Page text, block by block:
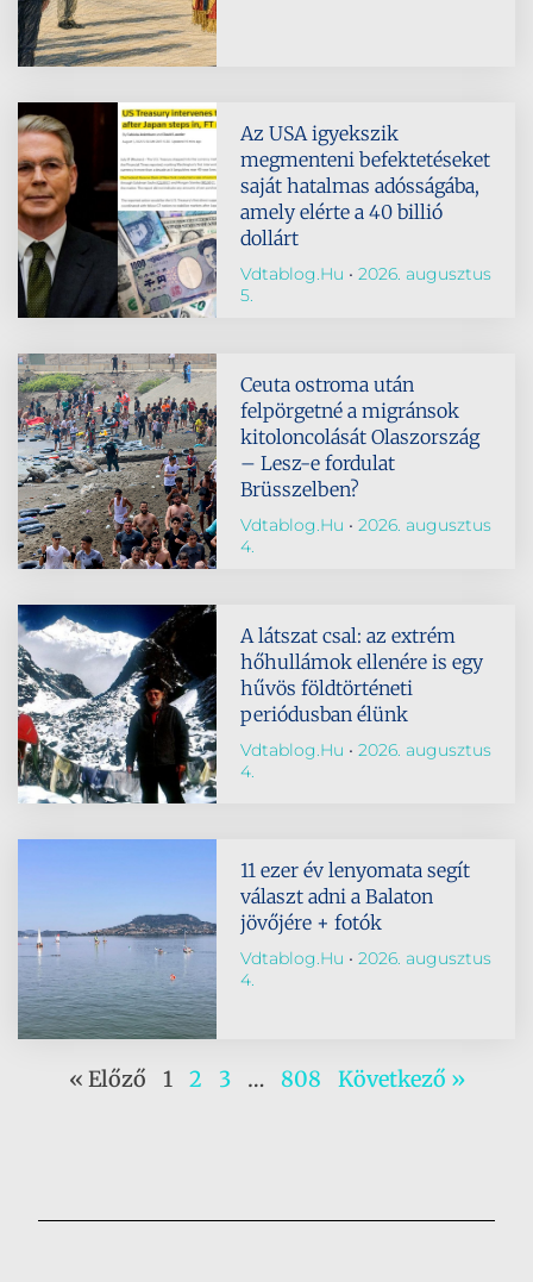
Az USA igyekszik
megmenteni befektetéseket
saját hatalmas adósságába,
amely elérte a 40 billió
dollárt
Vdtablog.hu
2026. augusztus
5.
Ceuta ostroma után
felpörgetné a migránsok
kitoloncolását Olaszország
– Lesz-e fordulat
Brüsszelben?
Vdtablog.hu
2026. augusztus
4.
A látszat csal: az extrém
hőhullámok ellenére is egy
hűvös földtörténeti
periódusban élünk
Vdtablog.hu
2026. augusztus
4.
11 ezer év lenyomata segít
választ adni a Balaton
jövőjére + fotók
Vdtablog.hu
2026. augusztus
4.
« Előző 1 2 3 … 808 Következő »